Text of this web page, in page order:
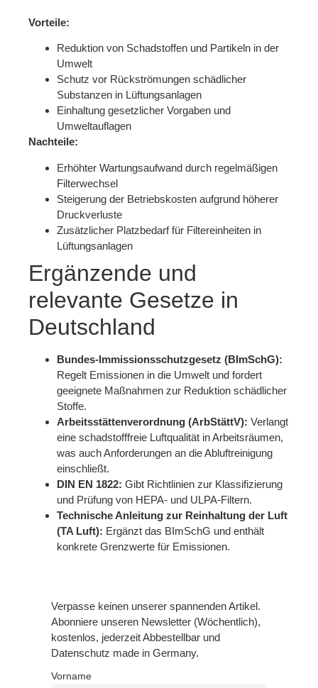
Vorteile:
Reduktion von Schadstoffen und Partikeln in der
Umwelt
Schutz vor Rückströmungen schädlicher
Substanzen in Lüftungsanlagen
Einhaltung gesetzlicher Vorgaben und
Umweltauflagen
Nachteile:
Erhöhter Wartungsaufwand durch regelmäßigen
Filterwechsel
Steigerung der Betriebskosten aufgrund höherer
Druckverluste
Zusätzlicher Platzbedarf für Filtereinheiten in
Lüftungsanlagen
Ergänzende und
relevante Gesetze in
Deutschland
Bundes-Immissionsschutzgesetz (BImSchG):
Regelt Emissionen in die Umwelt und fordert
geeignete Maßnahmen zur Reduktion schädlicher
Stoffe.
Arbeitsstättenverordnung (ArbStättV): Verlangt
eine schadstofffreie Luftqualität in Arbeitsräumen,
was auch Anforderungen an die Abluftreinigung
einschließt.
DIN EN 1822: Gibt Richtlinien zur Klassifizierung
und Prüfung von HEPA- und ULPA-Filtern.
Technische Anleitung zur Reinhaltung der Luft
(TA Luft): Ergänzt das BImSchG und enthält
konkrete Grenzwerte für Emissionen.
Verpasse keinen unserer spannenden Artikel.
Abonniere unseren Newsletter (Wöchentlich),
kostenlos, jederzeit Abbestellbar und
Datenschutz made in Germany.
Vorname